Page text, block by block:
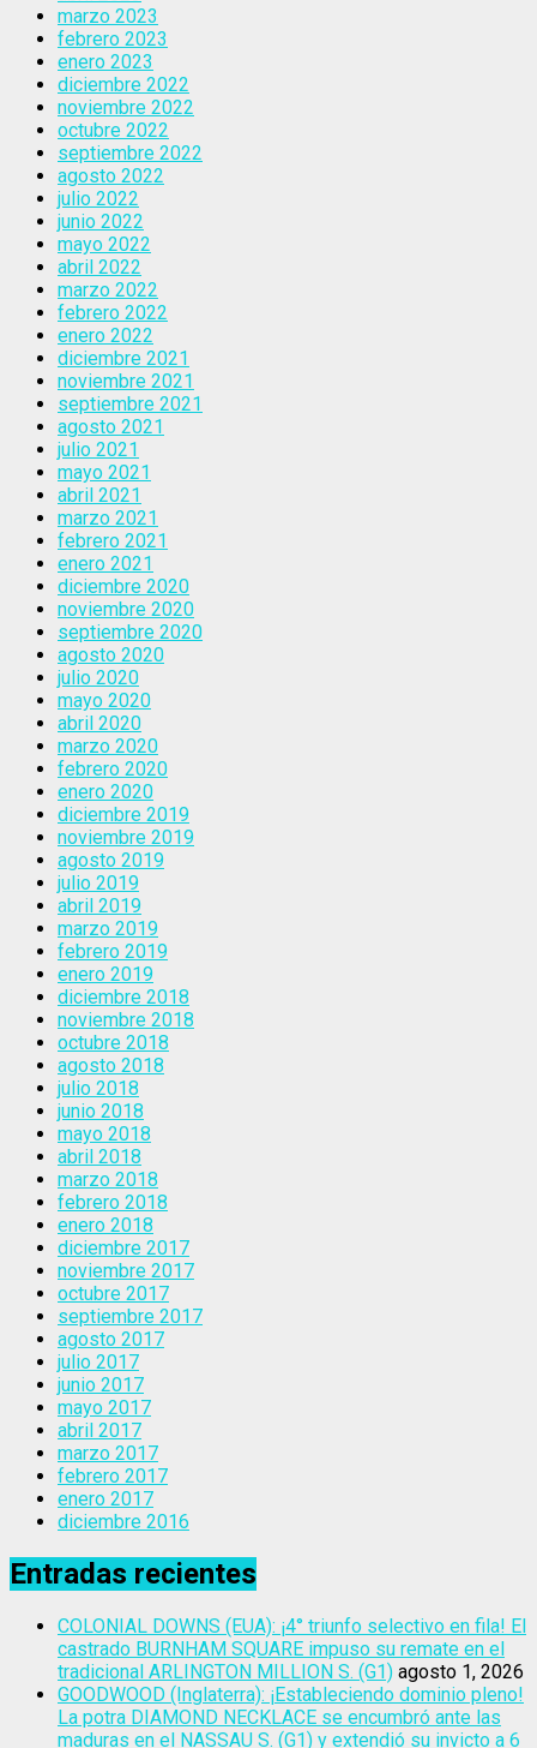
marzo 2023
febrero 2023
enero 2023
diciembre 2022
noviembre 2022
octubre 2022
septiembre 2022
agosto 2022
julio 2022
junio 2022
mayo 2022
abril 2022
marzo 2022
febrero 2022
enero 2022
diciembre 2021
noviembre 2021
septiembre 2021
agosto 2021
julio 2021
mayo 2021
abril 2021
marzo 2021
febrero 2021
enero 2021
diciembre 2020
noviembre 2020
septiembre 2020
agosto 2020
julio 2020
mayo 2020
abril 2020
marzo 2020
febrero 2020
enero 2020
diciembre 2019
noviembre 2019
agosto 2019
julio 2019
abril 2019
marzo 2019
febrero 2019
enero 2019
diciembre 2018
noviembre 2018
octubre 2018
agosto 2018
julio 2018
junio 2018
mayo 2018
abril 2018
marzo 2018
febrero 2018
enero 2018
diciembre 2017
noviembre 2017
octubre 2017
septiembre 2017
agosto 2017
julio 2017
junio 2017
mayo 2017
abril 2017
marzo 2017
febrero 2017
enero 2017
diciembre 2016
Entradas recientes
COLONIAL DOWNS (EUA): ¡4° triunfo selectivo en fila! El
castrado BURNHAM SQUARE impuso su remate en el
tradicional ARLINGTON MILLION S. (G1) agosto 1, 2026
GOODWOOD (Inglaterra): ¡Estableciendo dominio pleno!
La potra DIAMOND NECKLACE se encumbró ante las
maduras en el NASSAU S. (G1) y extendió su invicto a 6